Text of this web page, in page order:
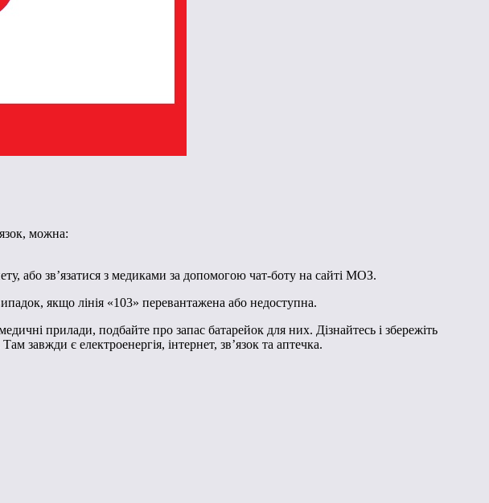
можна:
або зв’язатися з медиками за допомогою чат-боту на сайті МОЗ.
якщо лінія «103» перевантажена або недоступна.
прилади, подбайте про запас батарейок для них. Дізнайтесь і збережіть
завжди є електроенергія, інтернет, зв’язок та аптечка.